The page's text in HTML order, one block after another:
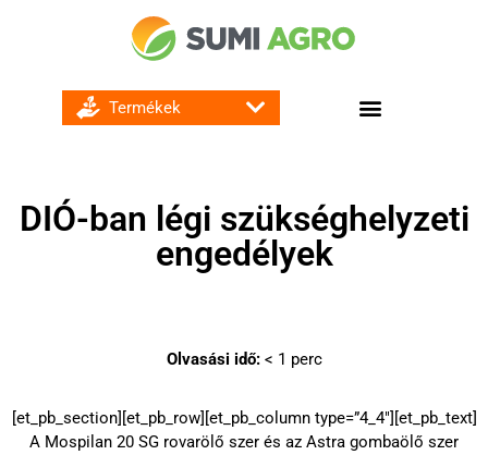
DIÓ-ban légi szükséghelyzeti
engedélyek
Olvasási idő: < 1 perc
[et_pb_section][et_pb_row][et_pb_column type=”4_4″][et_pb_text]
A Mospilan 20 SG rovarölő szer és az Astra gombaölő szer